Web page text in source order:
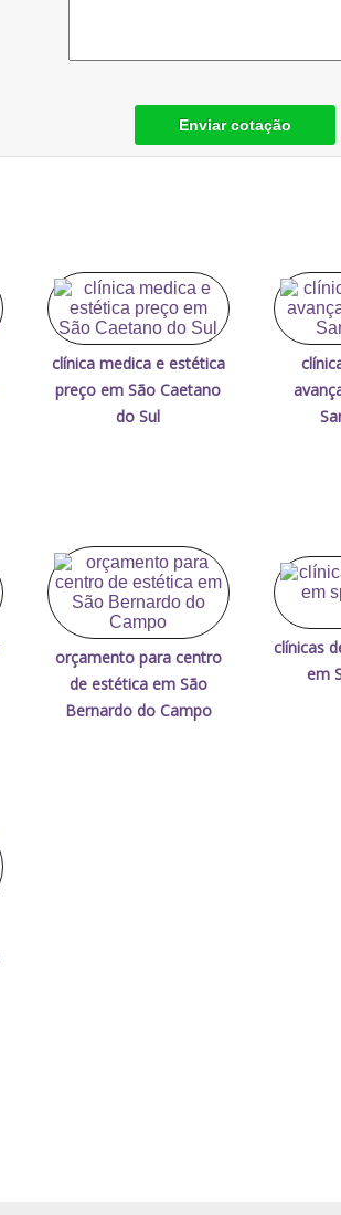
Enviar cotação
clínica medica e estética
preço em São Caetano
do Sul
orçamento para centro
de estética em São
Bernardo do Campo
clínicas
em